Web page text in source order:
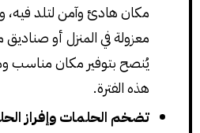
مكان هادئ وآمن لتلد فيه،
معزولة في المنزل أو صناديق
يُنصح بتوفير مكان مناسب
هذه الفترة.
تضخم الحلمات وإفراز